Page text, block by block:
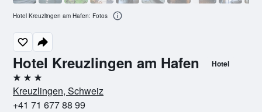
Hotel Kreuzlingen am Hafen Hotel
3 Sterne
Kreuzlingen, Schweiz
+41 71 677 88 99
Hotel Kreuzlingen am Hafen: Fotos